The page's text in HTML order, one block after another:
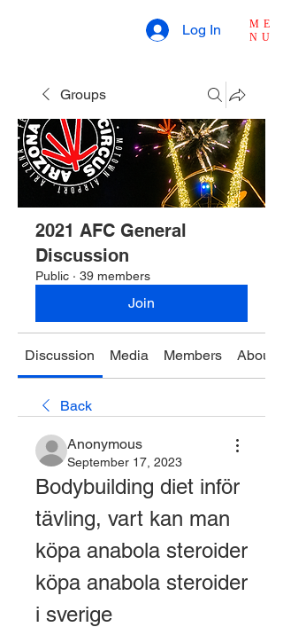
ME
NU
Log In
Groups
2021 AFC General
Discussion
Public · 39 members
Join
Discussion Media Members About
Back
Anonymous
September 17, 2023
Bodybuilding diet inför
tävling, vart kan man
köpa anabola steroider
köpa anabola steroider
i sverige